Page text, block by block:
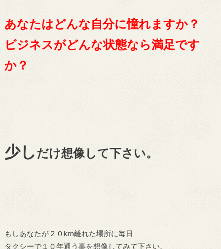
あなたはどんな自分に憧れますか？
ビジネスがどんな状態なら満足です
か？
少しだけ想像して下さい。
もしあなたが２０km離れた場所に毎日
タクシーで１０年通う事を想像してみて下さい。